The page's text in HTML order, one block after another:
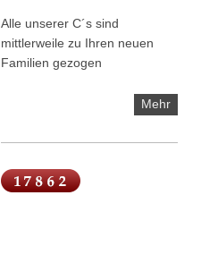
Alle unserer C´s sind
mittlerweile zu Ihren neuen
Familien gezogen
Mehr